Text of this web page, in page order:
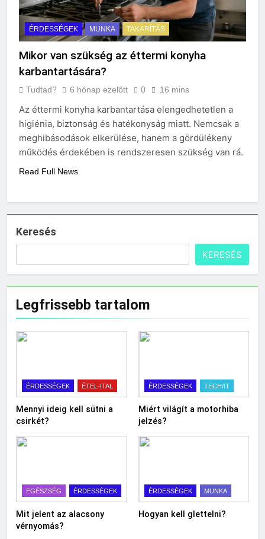
ÉRDESSÉGEK MUNKA TAKARÍTÁS
Mikor van szükség az éttermi konyha
karbantartására?
Tudtad? 6 hónap ezelőtt 0 16 mins
Az éttermi konyha karbantartása elengedhetetlen a
higiénia, biztonság és hatékonyság miatt. Nemcsak a
meghibásodások elkerülése, hanem a gördülékeny
működés érdekében is rendszeresen szükség van rá.
Read Full News
Keresés
KERESÉS
Legfrissebb tartalom
ÉRDESSÉGEK ÉTEL-ITAL
Mennyi ideig kell sütni a
csirkét?
ÉRDESSÉGEK TECH/IT
Miért világít a motorhiba
jelzés?
EGÉSZSÉG ÉRDESSÉGEK
Mit jelent az alacsony
vérnyomás?
ÉRDESSÉGEK MUNKA
Hogyan kell glettelni?